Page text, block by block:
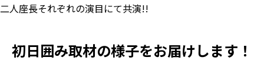
二人座長それぞれの演目にて共演!!
初日囲み取材の様子をお届けします！